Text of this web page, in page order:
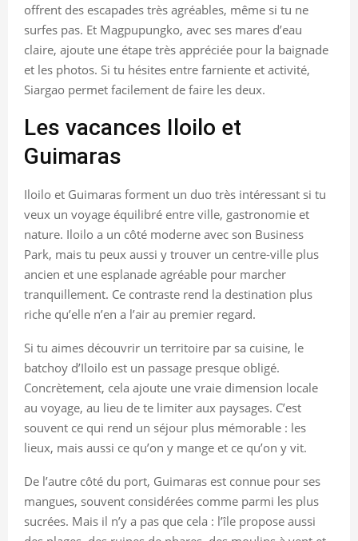
offrent des escapades très agréables, même si tu ne
surfes pas. Et Magpupungko, avec ses mares d’eau
claire, ajoute une étape très appréciée pour la baignade
et les photos. Si tu hésites entre farniente et activité,
Siargao permet facilement de faire les deux.
Les vacances Iloilo et
Guimaras
Iloilo et Guimaras forment un duo très intéressant si tu
veux un voyage équilibré entre ville, gastronomie et
nature. Iloilo a un côté moderne avec son Business
Park, mais tu peux aussi y trouver un centre-ville plus
ancien et une esplanade agréable pour marcher
tranquillement. Ce contraste rend la destination plus
riche qu’elle n’en a l’air au premier regard.
Si tu aimes découvrir un territoire par sa cuisine, le
batchoy d’Iloilo est un passage presque obligé.
Concrètement, cela ajoute une vraie dimension locale
au voyage, au lieu de te limiter aux paysages. C’est
souvent ce qui rend un séjour plus mémorable : les
lieux, mais aussi ce qu’on y mange et ce qu’on y vit.
De l’autre côté du port, Guimaras est connue pour ses
mangues, souvent considérées comme parmi les plus
sucrées. Mais il n’y a pas que cela : l’île propose aussi